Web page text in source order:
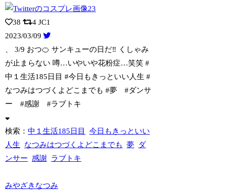
38 4 JC1
2023/03/09
、 3/9 おつ🍊 サンキューの日だ‼︎ くしゃみ
が止まらない 噂…いやいや花粉症…笑笑 #
中１生活185日目 #今日もきっといい人生 #
なつみはつづくよどこまでも #夢 #ダンサ
ー #感謝 #ラブトキ
検索：中１生活185日目
今日もきっといい
人生
なつみはつづくよどこまでも 夢
ダ
ンサー 感謝 ラブトキ
みやざきなつみ